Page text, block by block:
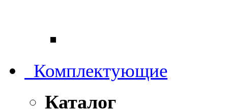
Комплектующие
Каталог